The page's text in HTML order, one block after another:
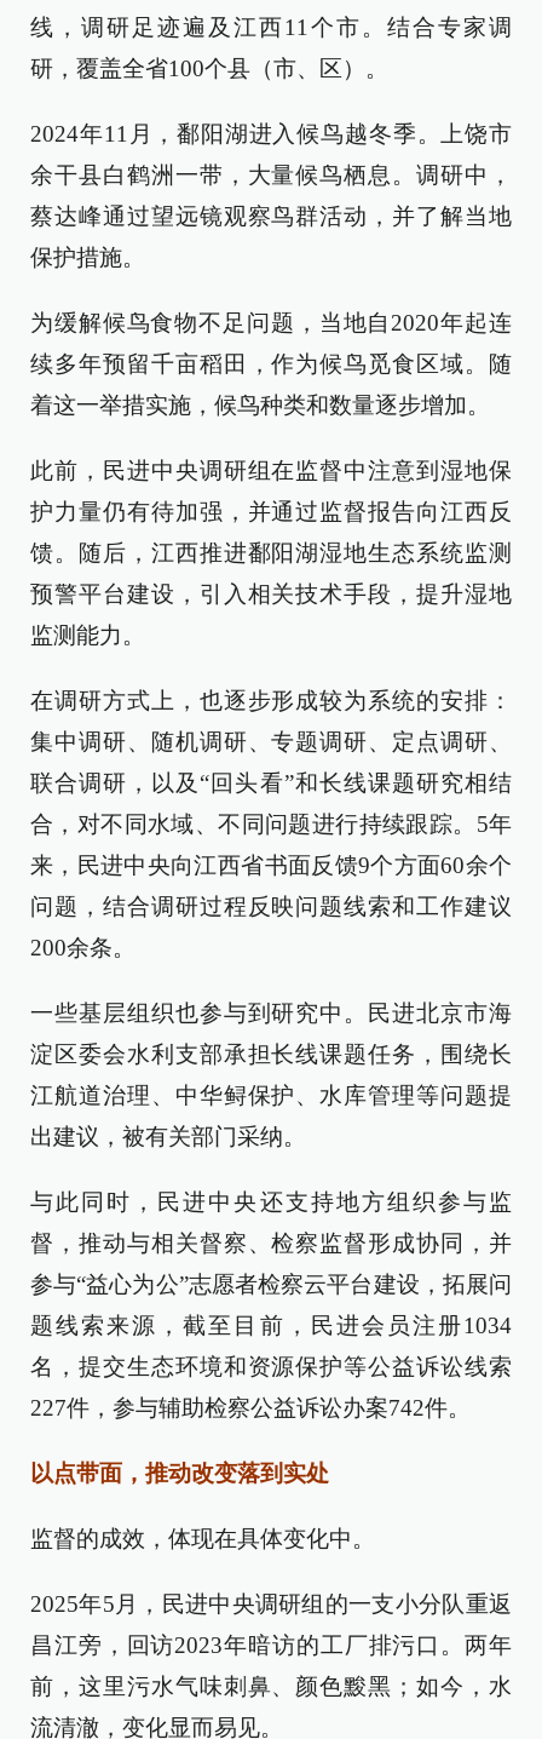
线，调研足迹遍及江西11个市。结合专家调
研，覆盖全省100个县（市、区）。
2024年11月，鄱阳湖进入候鸟越冬季。上饶市
余干县白鹤洲一带，大量候鸟栖息。调研中，
蔡达峰通过望远镜观察鸟群活动，并了解当地
保护措施。
为缓解候鸟食物不足问题，当地自2020年起连
续多年预留千亩稻田，作为候鸟觅食区域。随
着这一举措实施，候鸟种类和数量逐步增加。
此前，民进中央调研组在监督中注意到湿地保
护力量仍有待加强，并通过监督报告向江西反
馈。随后，江西推进鄱阳湖湿地生态系统监测
预警平台建设，引入相关技术手段，提升湿地
监测能力。
在调研方式上，也逐步形成较为系统的安排：
集中调研、随机调研、专题调研、定点调研、
联合调研，以及“回头看”和长线课题研究相结
合，对不同水域、不同问题进行持续跟踪。5年
来，民进中央向江西省书面反馈9个方面60余个
问题，结合调研过程反映问题线索和工作建议
200余条。
一些基层组织也参与到研究中。民进北京市海
淀区委会水利支部承担长线课题任务，围绕长
江航道治理、中华鲟保护、水库管理等问题提
出建议，被有关部门采纳。
与此同时，民进中央还支持地方组织参与监
督，推动与相关督察、检察监督形成协同，并
参与“益心为公”志愿者检察云平台建设，拓展问
题线索来源，截至目前，民进会员注册1034
名，提交生态环境和资源保护等公益诉讼线索
227件，参与辅助检察公益诉讼办案742件。
以点带面，推动改变落到实处
监督的成效，体现在具体变化中。
2025年5月，民进中央调研组的一支小分队重返
昌江旁，回访2023年暗访的工厂排污口。两年
前，这里污水气味刺鼻、颜色黢黑；如今，水
流清澈，变化显而易见。